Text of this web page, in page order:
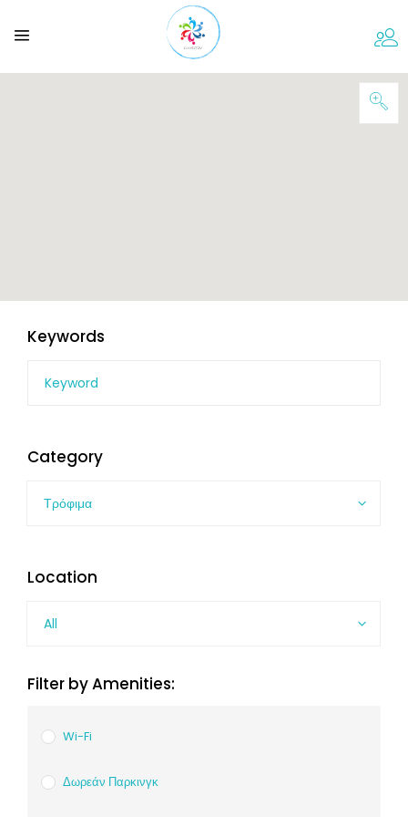
Keywords
Category
Τρόφιμα
Location
All
Filter by Amenities:
Wi-Fi
Δωρεάν Παρκινγκ